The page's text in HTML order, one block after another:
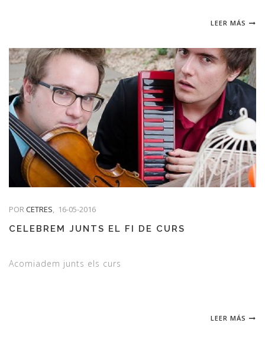
LEER MÁS
PORCETRES, 16-05-2016
CELEBREM JUNTS EL FI DE CURS
Acomiadem junts els curs
LEER MÁS